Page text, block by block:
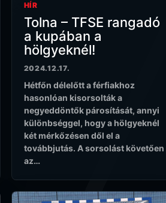
HÍR
Tolna – TFSE rangadó
a kupában a
hölgyeknél!
2024.12.17.
Hétfőn délelőtt a férfiakhoz
hasonlóan kisorsolták a
negyeddöntők párosítását, annyi
különbséggel, hogy a hölgyeknél
két mérkőzésen dől el a
továbbjutás. A sorsolást követően
az…